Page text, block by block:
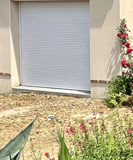
m² habitables sur un terrain de 1
Saint-Étienne-de-Mer-Morte,
maison de plain-pied.
pièce de vie de 35 m² avec
et équipée. Côté nuit, vous
confortables allant de 11 à 12 m².
en espace prêt à être aménagé,
du portail d'origine, et comprend